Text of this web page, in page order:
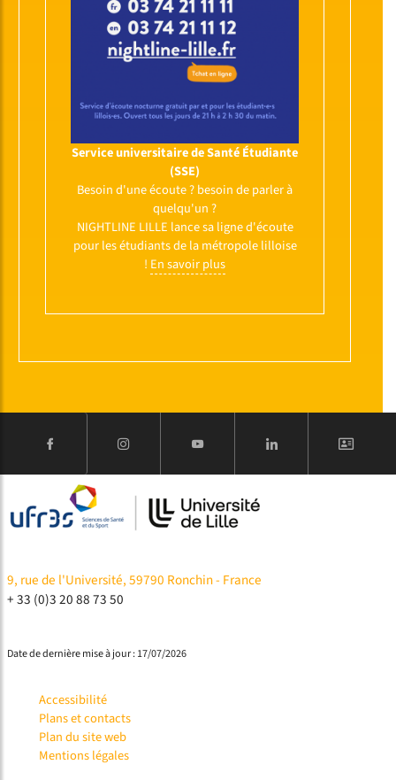
Service universitaire de Santé Étudiante
(SSE)
Besoin d'une écoute ? besoin de parler à
quelqu'un ?
NIGHTLINE LILLE lance sa ligne d'écoute
pour les étudiants de la métropole lilloise
! En savoir plus
9, rue de l'Université, 59790 Ronchin - France
+ 33 (0)3 20 88 73 50
Date de dernière mise à jour : 17/07/2026
Accessibilité
Plans et contacts
Plan du site web
Mentions légales